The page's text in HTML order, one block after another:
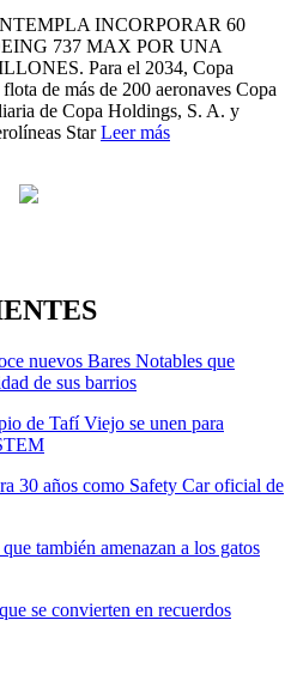
INCORPORAR 60
737 MAX POR UNA
Para el 2034, Copa
de más de 200 aeronaves Copa
de Copa Holdings, S. A. y
StarLeer más
nuevos Bares Notables que
de sus barrios
de Tafí Viejo se unen para
30 años como Safety Car oficial de
también amenazan a los gatos
se convierten en recuerdos